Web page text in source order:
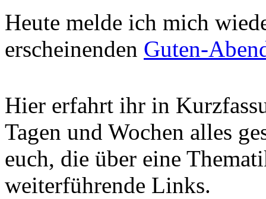
Heute melde ich mich
erscheinenden Guten-
Hier erfahrt ihr in
Tagen und Wochen alles
euch, die über eine
weiterführende Links.